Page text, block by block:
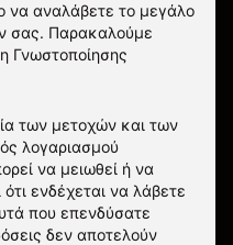
να αναλάβετε το μεγάλο
σας. Παρακαλούμε
Γνωστοποίησης
των μετοχών και των
λογαριασμού
να μειωθεί ή να
ενδέχεται να λάβετε
που επενδύσατε
δεν αποτελούν